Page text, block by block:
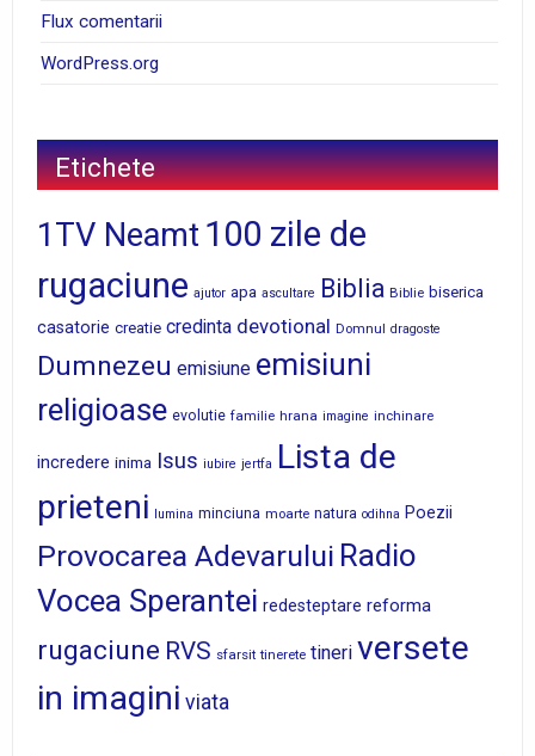
Flux comentarii
WordPress.org
Etichete
1TV Neamt 100 zile de
rugaciune ajutor apa ascultare Biblia Biblie biserica
casatorie creatie credinta devotional Domnul dragoste
Dumnezeu emisiune emisiuni
religioase evolutie familie hrana imagine inchinare
incredere inima Isus iubire jertfa Lista de
prieteni
lumina minciuna moarte natura odihna Poezii
Provocarea Adevarului Radio
Vocea Sperantei redesteptare reforma
rugaciune RVS sfarsit tinerete tineri versete
in imagini viata